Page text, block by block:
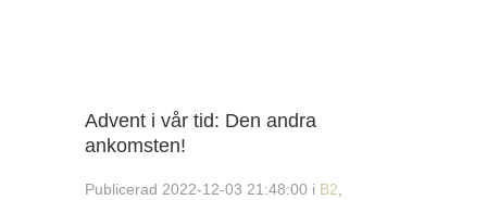
Advent i vår tid: Den andra
ankomsten!
Publicerad 2022-12-03 21:48:00 i B2